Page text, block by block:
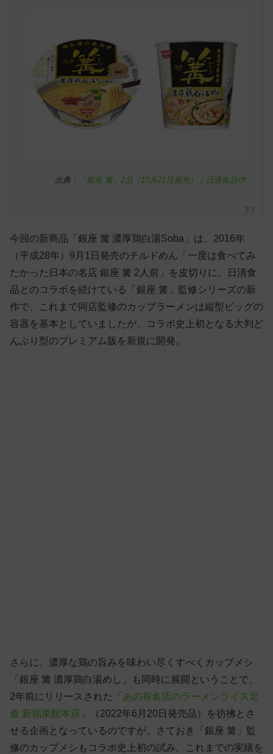
出典： 「銀座 篝」2品（10月21日発売）｜日清食品
今回の新商品「銀座 篝 濃厚鶏白湯Soba」は、2016年
（平成28年）9月1日発売のチルドめん「一度は食べてみ
たかった日本の名店 銀座 篝 2人前」を皮切りに、日清食
品とのコラボを続けている「銀座 篝」監修シリーズの新
作で、これまで同店監修のカップラーメンは縦型ビッグの
容器を基本としていましたが、コラボ史上初となる大判ど
んぶり型のプレミアム版を新規に開発。
さらに、濃厚な鶏の旨みを味わい尽くすべくカップメシ
「銀座 篝 濃厚鶏白湯めし」も同時に展開ということで、
2年前にリリースされた「 あの有名店のラーメンライス定
食 新福菜館本店 」（2022年6月20日発売品）を彷彿とさ
せる企画となっているのですが、さておき「銀座 篝」監
修のカップメシもコラボ史上初の試み。これまでの実績を